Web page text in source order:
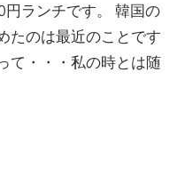
ランチです。 韓国の
たのは最近のことです
・・・私の時とは随